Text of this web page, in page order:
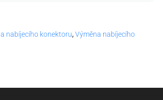
nabíjecího konektoru,Výměna nabíjecího